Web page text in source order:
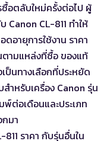
ซื้อตลับใหม่ครั้งต่อไป ผู้
Canon CL-811 ทำให้
อายุการใช้งาน ราคา
ตามแหล่งที่ซื้อ ของแท้
ป็นทางเลือกที่ประหยัด
สำหรับเครื่อง Canon รุ่น
ต่อเดือนและประเภท
มา
ราคา กับรุ่นอื่นใน